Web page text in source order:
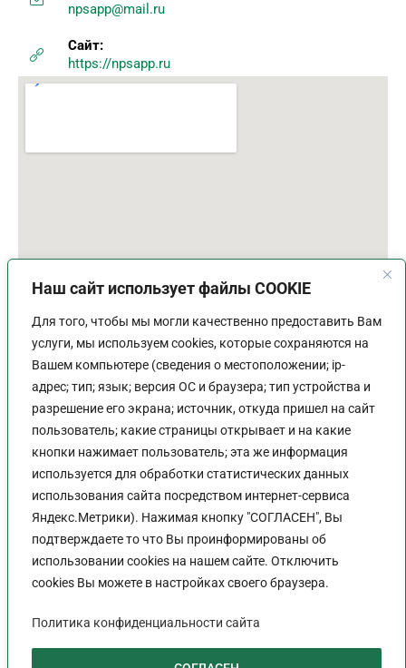
Наш сайт использует файлы COOKIE
Для того, чтобы мы могли качественно предоставить Вам
услуги, мы используем cookies, которые сохраняются на
Вашем компьютере (сведения о местоположении; ip-
адрес; тип; язык; версия ОС и браузера; тип устройства и
разрешение его экрана; источник, откуда пришел на сайт
пользователь; какие страницы открывает и на какие
кнопки нажимает пользователь; эта же информация
используется для обработки статистических данных
использования сайта посредством интернет-сервиса
Яндекс.Метрики). Нажимая кнопку "СОГЛАСЕН", Вы
подтверждаете то что Вы проинформированы об
использовании cookies на нашем сайте. Отключить
cookies Вы можете в настройках своего браузера.
Политика конфиденциальности сайта
npsapp@mail.ru
Сайт:
https://npsapp.ru
График работы
Пн-Пт:9:00 - 18:00
Перерыв:13:00 - 14:00
Выходной:Сб - Вс